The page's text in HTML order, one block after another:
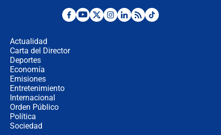
¿Por qué De la Espriella gobernará
Actualidad
Carta del Director
Deportes
Economía
Emisiones
Entretenimiento
Internacional
Orden Público
Política
Sociedad